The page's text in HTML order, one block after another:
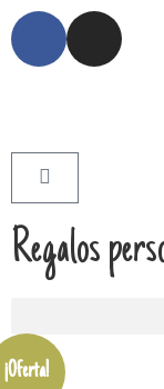
Regalos
¡Oferta!